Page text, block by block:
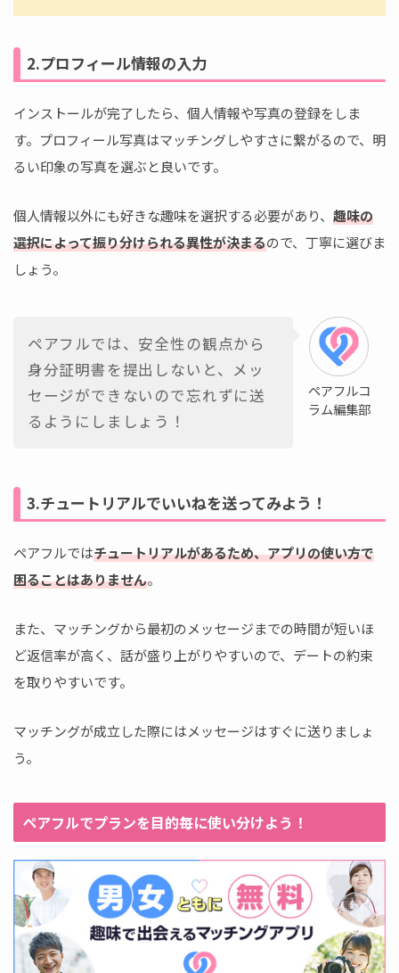
2.プロフィール情報の入力
インストールが完了したら、個人情報や写真の登録をしま
す。プロフィール写真はマッチングしやすさに繋がるので、明
るい印象の写真を選ぶと良いです。
個人情報以外にも好きな趣味を選択する必要があり、 趣味の
選択によって振り分けられる異性が決まるので、丁寧に選びま
しょう。
ペアフルコ
ラム編集部
ペアフルでは、安全性の観点から
身分証明書を提出しないと、メッ
セージができないので忘れずに送
るようにしましょう！
3.チュートリアルでいいねを送ってみよう！
ペアフルではチュートリアルがあるため、アプリの使い方で
困ることはありません。
また、マッチングから最初のメッセージまでの時間が短いほ
ど返信率が高く、話が盛り上がりやすいので、デートの約束
を取りやすいです。
マッチングが成立した際にはメッセージはすぐに送りましょ
う。
ペアフルでプランを目的毎に使い分けよう！